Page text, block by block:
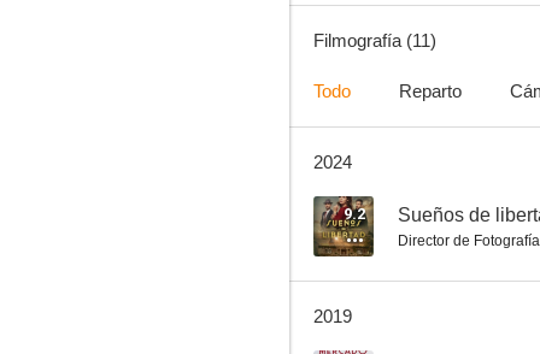
5.8
Filmografía (11)
Todo Reparto
2024
9.2 Sueños de
Director de Fotografía
2019